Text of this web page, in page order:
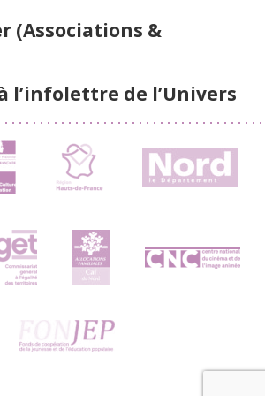
(Associations &
l’infolettre de l’Univers